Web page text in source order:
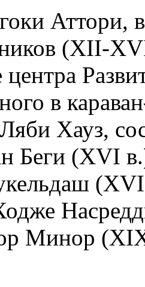
Аттори,
(XII-
в
Хауз,
Беги (XVI
Минор